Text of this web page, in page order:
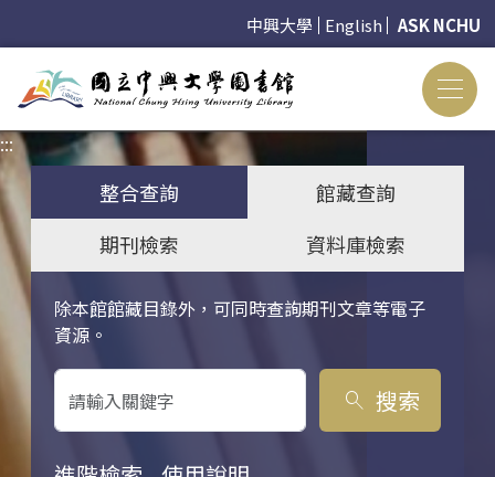
中興大學 English ASK NCHU
:::
整合查詢
館藏查詢
期刊檢索
資料庫檢索
除本館館藏目錄外，可同時查詢期刊文章等電子
資源。
關鍵字搜尋
search 搜索